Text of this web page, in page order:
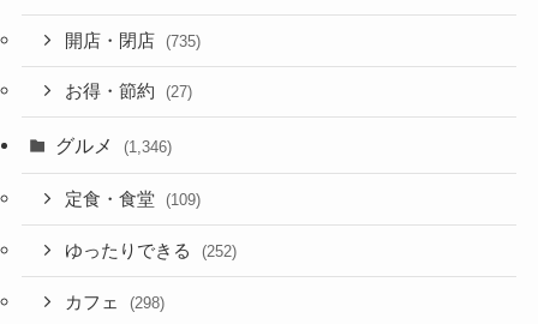
開店・閉店 (735)
お得・節約 (27)
グルメ (1,346)
定食・食堂 (109)
ゆったりできる (252)
カフェ (298)